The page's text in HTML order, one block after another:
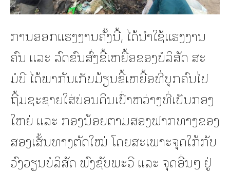
ການອອກແຮງງານຄັ້ງນີ້, ໄດ້ນໍາໃຊ້ແຮງງານ
ຄົນ ແລະ ລົດຂົນສົ່ງຂີ້ເຫຍື້ອຂອງບໍລິສັດ ສະ
ມໍບີ ໄດ້ພາກັນເກັບມ້ຽນຂີ້ເຫຍື້ອທີ່ບຸກຄົນໄປ
ຖີ້ມຊະຊາຍໃສ່ບ່ອນດິນເປົ່າຫວ່າງທີ່ເປັນກອງ
ໃຫຍ່ ແລະ ກອງນ້ອຍຕາມສອງຟາກທາງຂອງ
ສອງເສັ້ນທາງຕັດໃໝ່ ໂດຍສະເພາະຈຸດໃກ້ກັບ
ວົງວຽນບໍລິສັດ ພົງຊັບພະວີ ແລະ ຈຸດອື່ນໆ ຢູ່